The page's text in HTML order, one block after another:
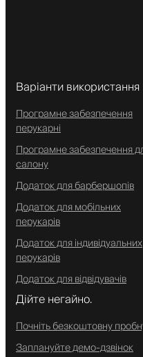
Варіанти використання
Програмне забезпечення
перукарні
Програмне забезпечення
салону
Додаток для барбершопів
Додаток для мобільних
перукарів
Додаток для індивідуальних
перукарів
Додаток для відвідувачів
Дійте негайно.
Почніть безкоштовну
Заплануйте демо-дзвінок